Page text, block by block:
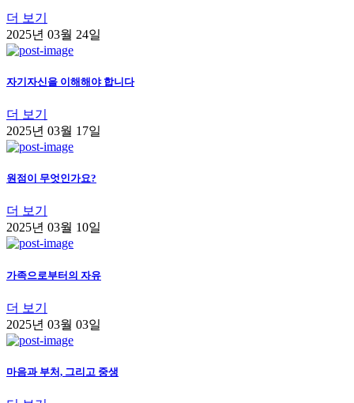
더 보기
2025년 03월 24일
자기자신을 이해해야 합니다
더 보기
2025년 03월 17일
원점이 무엇인가요?
더 보기
2025년 03월 10일
가족으로부터의 자유
더 보기
2025년 03월 03일
마음과 부처, 그리고 중생